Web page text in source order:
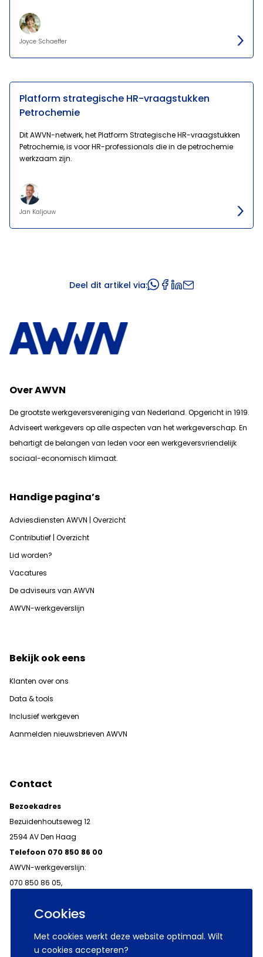
Cookies
Met cookies werkt deze website optimaal. Wilt
u cookies accepteren?
Joyce Schaeffer
Platform strategische HR-vraagstukken
Petrochemie
Dit AWVN-netwerk, het Platform Strategische HR-vraagstukken
Petrochemie, is voor HR-professionals die in de petrochemie
werkzaam zijn.
Jan Kaljouw
Deel dit artikel via:
Over AWVN
De grootste werkgeversvereniging van Nederland. Opgericht in 1919.
Adviseert werkgevers op alle aspecten van het werkgeverschap. En
behartigt de belangen van leden voor een werkgeversvriendelijk
sociaal-economisch klimaat.
Handige pagina’s
Adviesdiensten AWVN | Overzicht
Contributief | Overzicht
Lid worden?
Vacatures
De adviseurs van AWVN
AWVN-werkgeverslijn
Bekijk ook eens
Klanten over ons
Data & tools
Inclusief werkgeven
Aanmelden nieuwsbrieven AWVN
Contact
Bezoekadres
Bezuidenhoutseweg 12
2594 AV Den Haag
Telefoon 070 850 86 00
AWVN-werkgeverslijn:
070 850 86 05,
© 2026 AWVN